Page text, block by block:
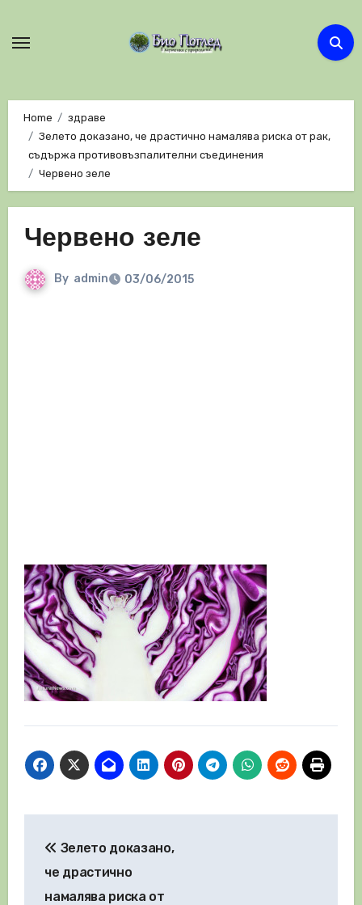
Home
здраве
Зелето доказано, че драстично намалява риска от рак,
съдържа противовъзпалителни съединения
Червено зеле
Червено зеле
By admin 03/06/2015
Зелето доказано,
че драстично
намалява риска от